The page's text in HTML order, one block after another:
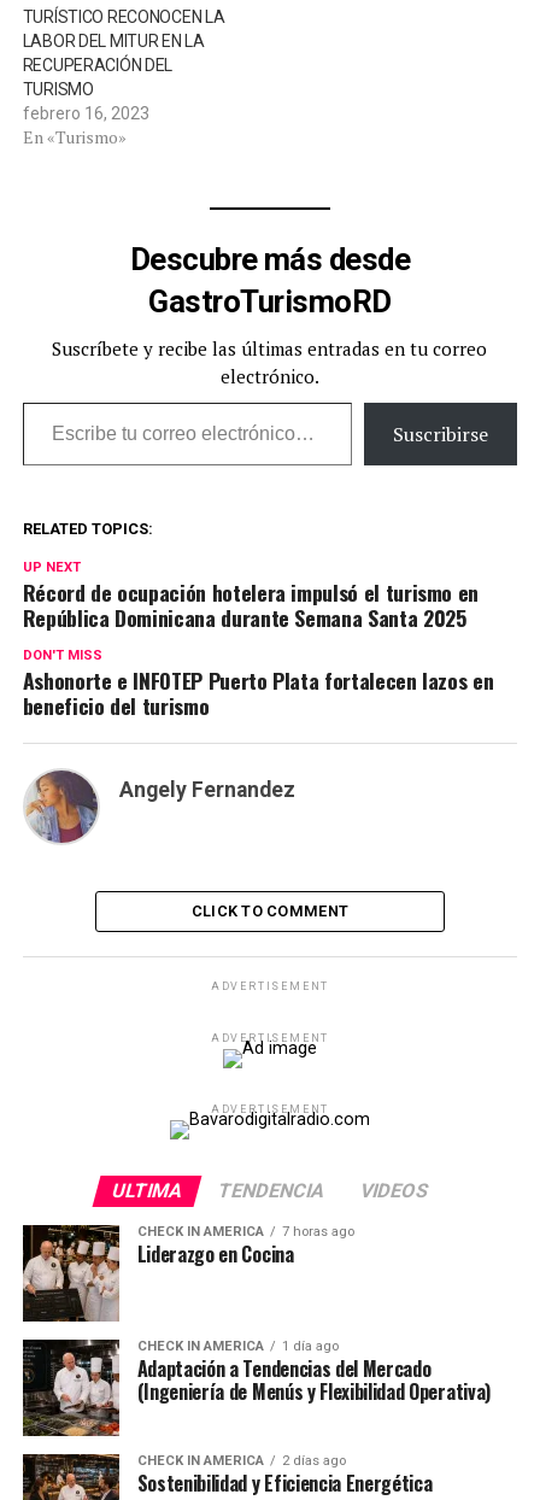
TURÍSTICO RECONOCEN LA
LABOR DEL MITUR EN LA
RECUPERACIÓN DEL
TURISMO
febrero 16, 2023
En «Turismo»
Descubre más desde
GastroTurismoRD
Suscríbete y recibe las últimas entradas en tu correo
electrónico.
Escribe tu correo electrónico…
Suscribirse
RELATED TOPICS:
UP NEXT
Récord de ocupación hotelera impulsó el turismo en
República Dominicana durante Semana Santa 2025
DON'T MISS
Ashonorte e INFOTEP Puerto Plata fortalecen lazos en
beneficio del turismo
Angely Fernandez
CLICK TO COMMENT
ADVERTISEMENT
ADVERTISEMENT
ADVERTISEMENT
ULTIMA TENDENCIA VIDEOS
CHECK IN AMERICA 7 horas ago
Liderazgo en Cocina
CHECK IN AMERICA 1 día ago
Adaptación a Tendencias del Mercado
(Ingeniería de Menús y Flexibilidad Operativa)
CHECK IN AMERICA 2 días ago
Sostenibilidad y Eficiencia Energética